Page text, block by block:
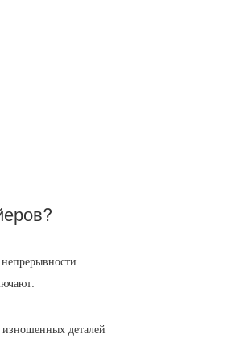
изношенных деталей